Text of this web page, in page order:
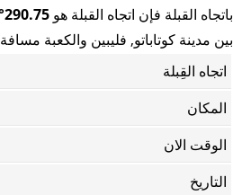
باتجاه القبلة فإن اتجاه القبلة هو 290.75° WNW
بين مدينة كوتاباتو, فليبين والكعبة مسافة 9140.827 كيلوا متر.
اتجاه القِبلة
المكان
الوقت الان
التاريخ